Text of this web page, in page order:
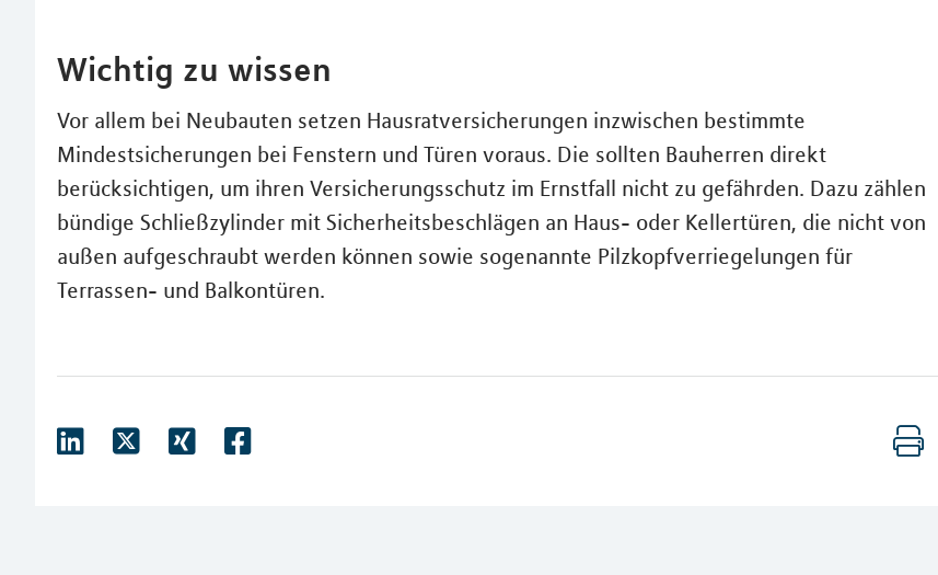
Wichtig zu wissen
Vor allem bei Neubauten setzen Hausratversicherungen inzwischen bestimmte
Mindestsicherungen bei Fenstern und Türen voraus. Die sollten Bauherren direkt
berücksichtigen, um ihren Versicherungsschutz im Ernstfall nicht zu gefährden. Dazu zählen
bündige Schließzylinder mit Sicherheitsbeschlägen an Haus- oder Kellertüren, die nicht von
außen aufgeschraubt werden können sowie sogenannte Pilzkopfverriegelungen für
Terrassen- und Balkontüren.